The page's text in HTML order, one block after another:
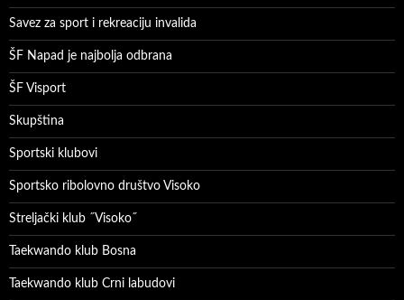
Savez za sport i rekreaciju invalida
ŠF Napad je najbolja odbrana
ŠF Visport
Skupština
Sportski klubovi
Sportsko ribolovno društvo Visoko
Streljački klub ˝Visoko˝
Taekwando klub Bosna
Taekwando klub Crni labudovi